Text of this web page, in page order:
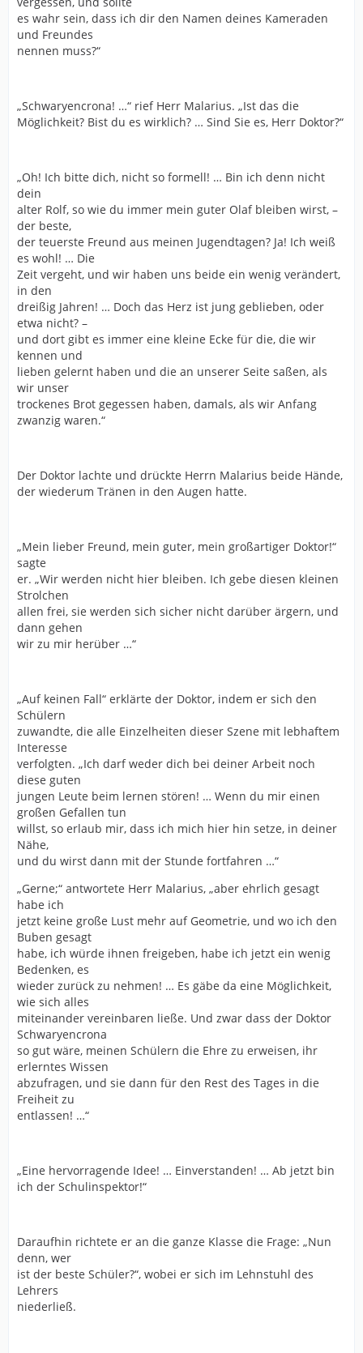
es wahr sein, dass ich dir den Namen deines Kameraden
und Freundes
nennen muss?“
„Schwaryencrona! …“ rief Herr Malarius. „Ist das die
Möglichkeit? Bist du es wirklich? … Sind Sie es, Herr Doktor?“
„Oh! Ich bitte dich, nicht so formell! … Bin ich denn nicht
dein
alter Rolf, so wie du immer mein guter Olaf bleiben wirst, –
der beste,
der teuerste Freund aus meinen Jugendtagen? Ja! Ich weiß
es wohl! … Die
Zeit vergeht, und wir haben uns beide ein wenig verändert,
in den
dreißig Jahren! … Doch das Herz ist jung geblieben, oder
etwa nicht? –
und dort gibt es immer eine kleine Ecke für die, die wir
kennen und
lieben gelernt haben und die an unserer Seite saßen, als
wir unser
trockenes Brot gegessen haben, damals, als wir Anfang
zwanzig waren.“
Der Doktor lachte und drückte Herrn Malarius beide Hände,
der wiederum Tränen in den Augen hatte.
„Mein lieber Freund, mein guter, mein großartiger Doktor!“
sagte
er. „Wir werden nicht hier bleiben. Ich gebe diesen kleinen
Strolchen
allen frei, sie werden sich sicher nicht darüber ärgern, und
dann gehen
wir zu mir herüber …“
„Auf keinen Fall“ erklärte der Doktor, indem er sich den
Schülern
zuwandte, die alle Einzelheiten dieser Szene mit lebhaftem
Interesse
verfolgten. „Ich darf weder dich bei deiner Arbeit noch
diese guten
jungen Leute beim lernen stören! … Wenn du mir einen
großen Gefallen tun
willst, so erlaub mir, dass ich mich hier hin setze, in deiner
Nähe,
und du wirst dann mit der Stunde fortfahren …“
„Gerne;“ antwortete Herr Malarius, „aber ehrlich gesagt
habe ich
jetzt keine große Lust mehr auf Geometrie, und wo ich den
Buben gesagt
habe, ich würde ihnen freigeben, habe ich jetzt ein wenig
Bedenken, es
wieder zurück zu nehmen! … Es gäbe da eine Möglichkeit,
wie sich alles
miteinander vereinbaren ließe. Und zwar dass der Doktor
Schwaryencrona
so gut wäre, meinen Schülern die Ehre zu erweisen, ihr
erlerntes Wissen
abzufragen, und sie dann für den Rest des Tages in die
Freiheit zu
entlassen! …“
„Eine hervorragende Idee! … Einverstanden! … Ab jetzt bin
ich der Schulinspektor!“
Daraufhin richtete er an die ganze Klasse die Frage: „Nun
denn, wer
ist der beste Schüler?“, wobei er sich im Lehnstuhl des
Lehrers
niederließ.